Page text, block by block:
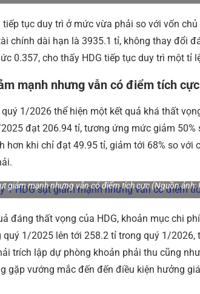
tiếp tục duy trì ở mức vừa phải so với vốn
chính dài hạn là 3935.1 tỉ, không thay đổi
0.357, cho thấy HDG tiếp tục duy trì một tỉ
mạnh nhưng vẫn có điểm tích cực
1/2026 thể hiện một kết quả khá thất
đạt 206.94 tỉ, tương ứng mức giảm 50%
hơn khi chỉ đạt 49.95 tỉ, giảm tới 68% so với
giảm mạnh nhưng vẫn có điểm tích cực (Nguồn
đáng thất vọng của HDG, khoản mục chi
quý 1/2025 lên tới 258.2 tỉ trong quý 1/
trích lập dự phòng khoản phải thu cũng
gặp vướng mắc đến đến điều kiện hưởng